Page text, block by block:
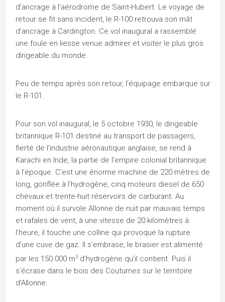
d’ancrage à l’aérodrome de Saint-Hubert. Le voyage de
retour se fit sans incident, le R-100 retrouva son mât
d’ancrage à Cardington. Ce vol inaugural a rassemblé
une foule en liesse venue admirer et visiter le plus gros
dirigeable du monde.
Peu de temps après son retour, l’équipage embarque sur
le R-101.
Pour son vol inaugural, le 5 octobre 1930, le dirigeable
britannique R-101 destiné au transport de passagers,
fierté de l’industrie aéronautique anglaise, se rend à
Karachi en Inde, la partie de l’empire colonial britannique
à l’époque. C’est une énorme machine de 220 mètres de
long, gonflée à l’hydrogène, cinq moteurs diesel de 650
chevaux et trente-huit réservoirs de carburant. Au
moment où il survole Allonne de nuit par mauvais temps
et rafales de vent, à une vitesse de 20 kilomètres à
l’heure, il touche une colline qui provoque la rupture
d’une cuve de gaz. Il s’embrase, le brasier est alimenté
par les 150 000 m3 d’hydrogène qu’il contient. Puis il
s’écrase dans le bois des Coutumes sur le territoire
d’Allonne.